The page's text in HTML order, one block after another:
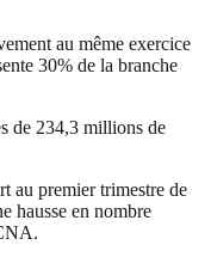
au même exercice
30% de la branche
de 234,3 millions de
au premier trimestre de
hausse en nombre